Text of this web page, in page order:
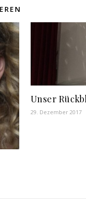
Unser
29. Dezember 2017